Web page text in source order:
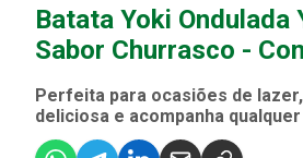
Batata Yoki Ondulada
Sabor Churrasco -
Perfeita para ocasiões de
deliciosa e acompanha